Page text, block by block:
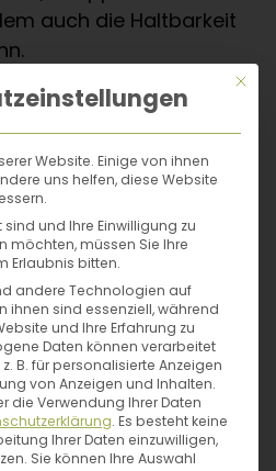
auch die Haltbarkeit
verschließen und in
ohne dass sie sich
Topf gießen, dass die
4 im Wasser stehen.
Temperaturen
vom Einkochgut ab.
erst dann, wenn
erreicht ist.
Einkochdauer den
heißen Platte ziehen
Flaschen mit
und auf ein
ein Holzbrett stellen.
Mit
Website. Einige von ihnen
uns helfen, diese Website
sind und Ihre Einwilligung zu
möchten, müssen Sie Ihre
Erlaubnis bitten.
andere Technologien auf
ihnen sind essenziell, während
und Ihre Erfahrung zu
Daten können verarbeitet
B. für personalisierte Anzeigen
von Anzeigen und Inhalten.
die Verwendung Ihrer Daten
. Es besteht keine
Ihrer Daten einzuwilligen,
Sie können Ihre Auswahl